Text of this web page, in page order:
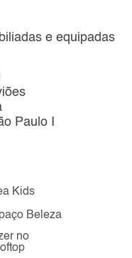
e equipadas
Paulo I
Kids
Beleza
no